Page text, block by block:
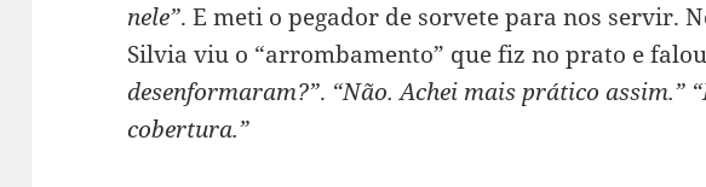
nele”. E meti o pegador de sorvete para nos servir.
Silvia viu o “arrombamento” que fiz no prato e
desenformaram?”. “Não. Achei mais prático assim.”
cobertura.”